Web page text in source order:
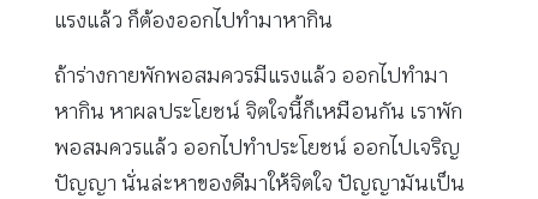
แรงแล้ว ก็ต้องออกไปทำมาหากิน
ถ้าร่างกายพักพอสมควรมีแรงแล้ว ออกไปทำมา
หากิน หาผลประโยชน์ จิตใจนี้ก็เหมือนกัน เราพัก
พอสมควรแล้ว ออกไปทำประโยชน์ ออกไปเจริญ
ปัญญา นั่นล่ะหาของดีมาให้จิตใจ ปัญญามันเป็น